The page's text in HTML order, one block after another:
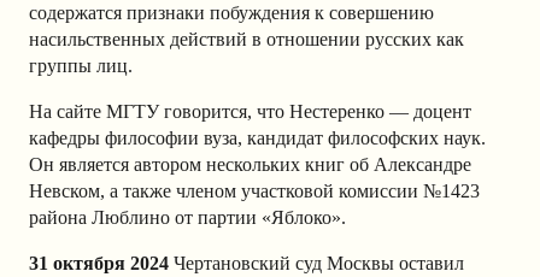
содержатся признаки побуждения к совершению
насильственных действий в отношении русских как
группы лиц.
На сайте МГТУ говорится, что Нестеренко — доцент
кафедры философии вуза, кандидат философских наук.
Он является автором нескольких книг об Александре
Невском, а также членом участковой комиссии №1423
района Люблино от партии «Яблоко».
31 октября 2024 Чертановский суд Москвы оставил